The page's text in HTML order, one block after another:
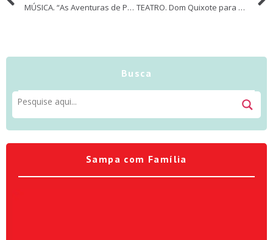
MÚSICA. “As Aventuras de Pauleco e Sandreca no Planeta Água” com bonecos criados pelo grupo Giramundo TEATRO. Dom Quixote para crianças no Sesc Consolação
Busca
Sampa com Família